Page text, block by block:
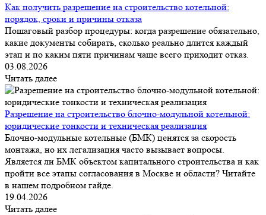
Как получить разрешение на строительство котельной:
порядок, сроки и причины отказа
Пошаговый разбор процедуры: когда разрешение обязательно,
какие документы собирать, сколько реально длится каждый
этап и по каким пяти причинам чаще всего приходит отказ.
03.08.2026
Читать далее
Разрешение на строительство блочно-модульной котельной:
юридические тонкости и техническая реализация
Блочно-модульные котельные (БМК) ценятся за скорость
монтажа, но их легализация часто вызывает вопросы.
Является ли БМК объектом капитального строительства и как
пройти все этапы согласования в Москве и области? Читайте
в нашем подробном гайде.
19.04.2026
Читать далее